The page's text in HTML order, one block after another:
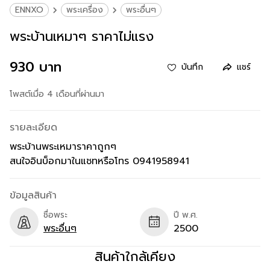
ENNXO พระเครื่อง พระอื่นๆ
พระบ้านเหมาๆ ราคาไม่แรง
930 บาท
บันทึก แชร์
โพสต์เมื่อ 4 เดือนที่ผ่านมา
รายละเอียด
พระบ้านพระเหมาราคาถูกๆ
สนใจอินบ็อกมาในแชทหรือโทร 0941958941
ข้อมูลสินค้า
ชื่อพระ
พระอื่นๆ
ปี พ.ศ.
2500
สินค้าใกล้เคียง